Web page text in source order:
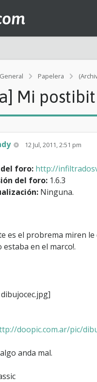
Papelera
Mi
12 Jul, 2011, 2:51 pm
del foro: http://
del foro: 1.6.3
Ninguna.
es el probrema miren
estaba en el marco!.
doopic.com.ar/pic/
anda mal.